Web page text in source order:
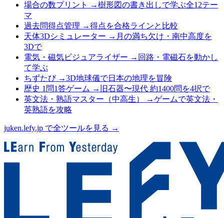
場合の数プリント
→樹形図の書き出しで学ぶ全12テー
マ
過去問得点管理 →得点を合格ラインと比較
天体3Dシミュレーター → 月の満ち欠け・南中高度を
3Dで
電気・磁気ビジュアライザー → 回路・電磁石を動かし
て学ぶ
ちずたび→3D地球儀で日本の地理を冒険
歴史 1問1答ゲーム → 旧石器〜現代 約1400問を4択で
英文法・熟語マスター（中高生）
→ゲームで英文法・
英熟語を攻略
juken.lefy.jp で全ツールを見る →